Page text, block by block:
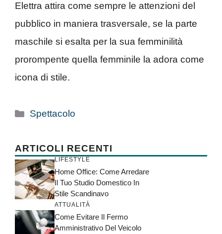
Elettra attira come sempre le attenzioni del
pubblico in maniera trasversale, se la parte
maschile si esalta per la sua femminilità
prorompente quella femminile la adora come
icona di stile.
Categorie
Spettacolo
ARTICOLI RECENTI
LIFESTYLE
Home Office: Come Arredare
Il Tuo Studio Domestico In
Stile Scandinavo
ATTUALITÀ
Come Evitare Il Fermo
Amministrativo Del Veicolo